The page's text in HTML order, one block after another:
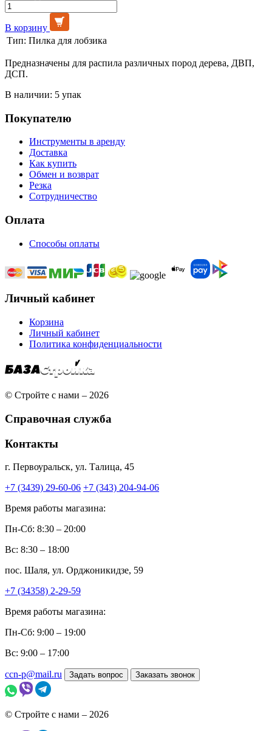
В корзину
Тип: Пилка для лобзика
Предназначены для распила различных пород дерева, ДВП,
ДСП.
В наличии: 5 упак
Покупателю
Инструменты в аренду
Доставка
Как купить
Обмен и возврат
Резка
Сотрудничество
Оплата
Способы оплаты
Личный кабинет
Корзина
Личный кабинет
Политика конфиденциальности
© Стройте с нами – 2026
Справочная служба
Контакты
г. Первоуральск, ул. Талица, 45
+7 (3439) 29-60-06 +7 (343) 204-94-06
Время работы магазина:
Пн-Сб: 8:30 – 20:00
Вс: 8:30 – 18:00
пос. Шаля, ул. Орджоникидзе, 59
+7 (34358) 2-29-59
Время работы магазина:
Пн-Сб: 9:00 – 19:00
Вс: 9:00 – 17:00
ccn-p@mail.ru Задать вопрос Заказать звонок
© Стройте с нами – 2026